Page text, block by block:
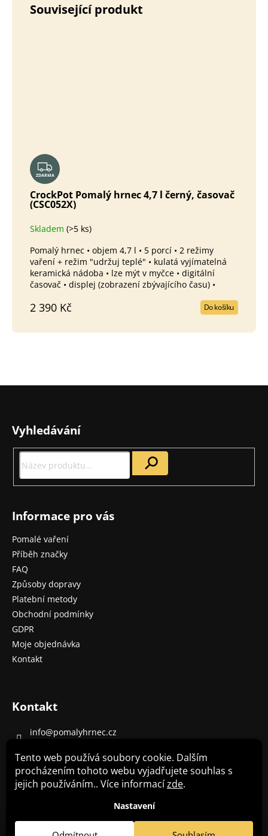
Tento web používá soubory cookie. Dalším
procházením tohoto webu vyjadřujete souhlas s
jejich používáním.. Více informacízde.
Nastavení
Související produkt
Z
D
A
R
M
ZDARMA
CrockPot Pomalý hrnec 4,7 l černý, časovač
(CSC052X)
Skladem (>5 ks)
2 390 Kč Do košíku
Pomalý hrnec • objem 4,7 l • 5 porcí • 2 režimy
vaření + režim "udržuj teplé" • kulatá vyjímatelná
keramická nádoba • lze mýt v myčce • digitální
časovač • displej (zobrazení zbývajícího času) •
Vyhledávání
Informace pro vás
Pomalé vaření
Příběh značky
FAQ
Způsoby dopravy
Platební metody
Obchodní podmínky
GDPR
Moje objednávka
Kontakt
Kontakt
info@pomalyhrnec.cz
+420 702 130 320
Pomalý hrnec Crockpot - recepty